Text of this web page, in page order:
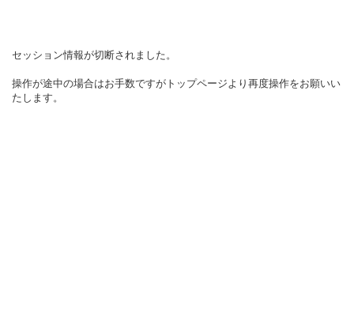
セッション情報が切断されました。
操作が途中の場合はお手数ですがトップページより再度操作をお願いい
たします。